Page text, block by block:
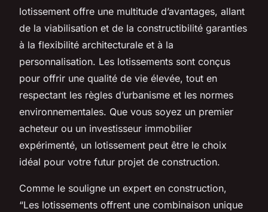
lotissement offre une multitude d’avantages, allant
de la viabilisation et de la constructibilité garanties
à la flexibilité architecturale et à la
personnalisation. Les lotissements sont conçus
pour offrir une qualité de vie élevée, tout en
respectant les règles d’urbanisme et les normes
environnementales. Que vous soyez un premier
acheteur ou un investisseur immobilier
expérimenté, un lotissement peut être le choix
idéal pour votre futur projet de construction.
Comme le souligne un expert en construction,
“Les lotissements offrent une combinaison unique